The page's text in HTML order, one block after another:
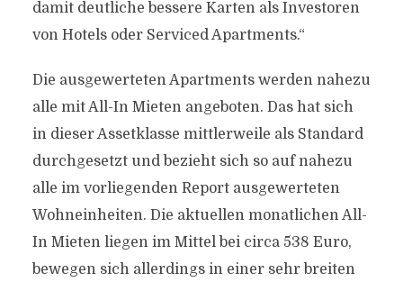
damit deutliche bessere Karten als Investoren
von Hotels oder Serviced Apartments.“
Die ausgewerteten Apartments werden nahezu
alle mit All-In Mieten angeboten. Das hat sich
in dieser Assetklasse mittlerweile als Standard
durchgesetzt und bezieht sich so auf nahezu
alle im vorliegenden Report ausgewerteten
Wohneinheiten. Die aktuellen monatlichen All-
In Mieten liegen im Mittel bei circa 538 Euro,
bewegen sich allerdings in einer sehr breiten